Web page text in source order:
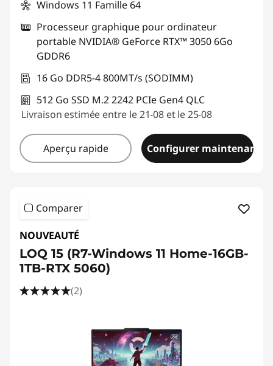
Windows 11 Famille 64
Processeur graphique pour ordinateur
portable NVIDIA® GeForce RTX™ 3050 6Go
GDDR6
16 Go DDR5-4 800MT/s (SODIMM)
512 Go SSD M.2 2242 PCIe Gen4 QLC
Livraison estimée entre le 21-08 et le 25-08
Aperçu rapide Configurer maintenant
Comparer
NOUVEAUTÉ
LOQ 15 (R7-Windows 11 Home-16GB-
1TB-RTX 5060)
(2)